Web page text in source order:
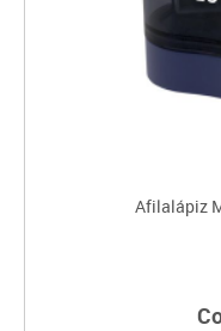
Afilalápiz